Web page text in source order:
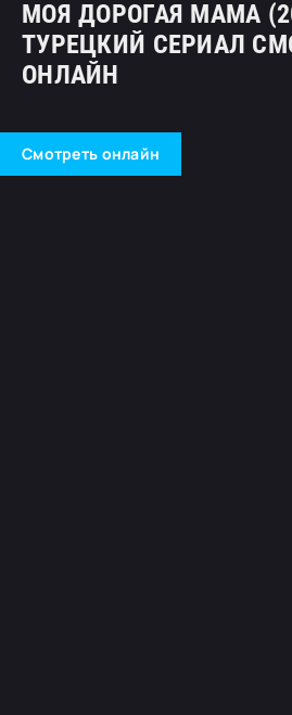
МОЯ ДОРОГАЯ МАМА
ТУРЕЦКИЙ СЕРИАЛ
ОНЛАЙН
Смотреть онлайн